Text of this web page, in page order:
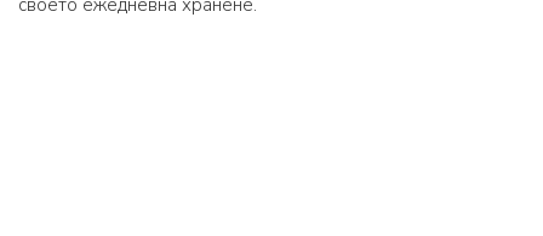
своето ежедневна хранене.